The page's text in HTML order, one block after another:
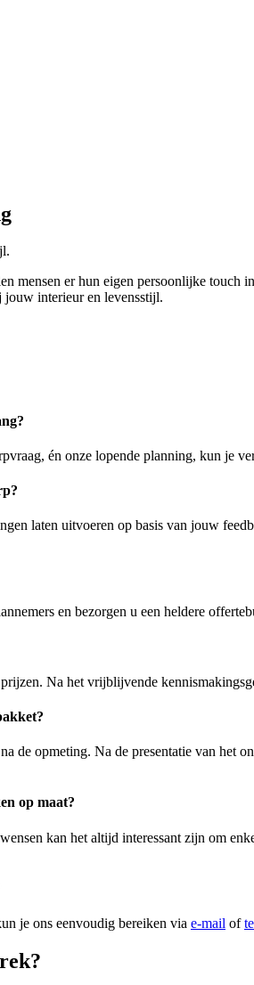
mensen er hun eigen persoonlijke touch
interieur en levensstijl.
én onze lopende planning, kun je
laten uitvoeren op basis van jouw
en bezorgen u een heldere
Na het vrijblijvende
de opmeting. Na de presentatie van het
op maat?
kan het altijd interessant zijn om
je ons eenvoudig bereiken via e-mail of